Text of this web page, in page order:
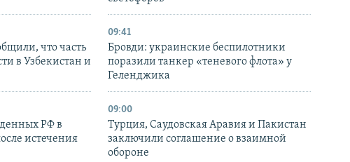
что часть
в Узбекистан и
09:41
Бровди: украинские беспилотники
поразили танкер «теневого флота» у
Геленджика
РФ в
истечения
09:00
Турция, Саудовская Аравия и Пакистан
заключили соглашение о взаимной
обороне